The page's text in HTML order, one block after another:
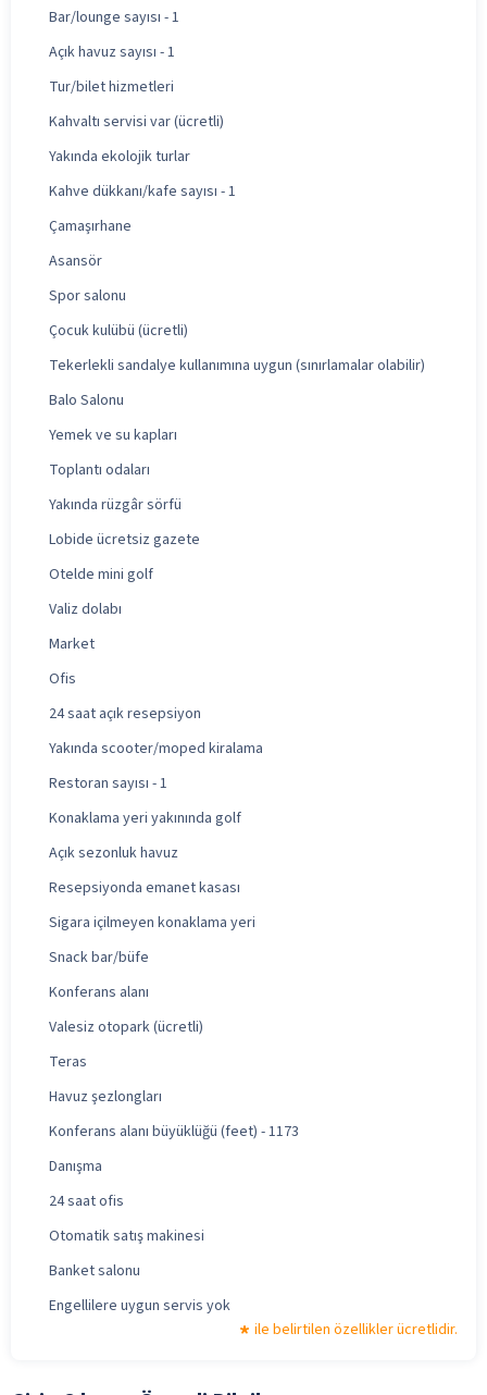
Bar/lounge sayısı - 1
Açık havuz sayısı - 1
Tur/bilet hizmetleri
Kahvaltı servisi var (ücretli)
Yakında ekolojik turlar
Kahve dükkanı/kafe sayısı - 1
Çamaşırhane
Asansör
Spor salonu
Çocuk kulübü (ücretli)
Tekerlekli sandalye kullanımına uygun (sınırlamalar olabilir)
Balo Salonu
Yemek ve su kapları
Toplantı odaları
Yakında rüzgâr sörfü
Lobide ücretsiz gazete
Otelde mini golf
Valiz dolabı
Market
Ofis
24 saat açık resepsiyon
Yakında scooter/moped kiralama
Restoran sayısı - 1
Konaklama yeri yakınında golf
Açık sezonluk havuz
Resepsiyonda emanet kasası
Sigara içilmeyen konaklama yeri
Snack bar/büfe
Konferans alanı
Valesiz otopark (ücretli)
Teras
Havuz şezlongları
Konferans alanı büyüklüğü (feet) - 1173
Danışma
24 saat ofis
Otomatik satış makinesi
Banket salonu
Engellilere uygun servis yok
ile belirtilen özellikler ücretlidir.